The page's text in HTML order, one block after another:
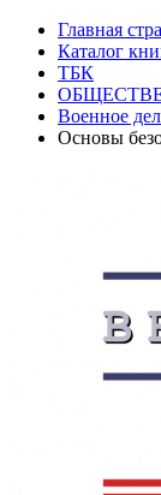
Главная
Каталог
ТБК
Военное
Основы